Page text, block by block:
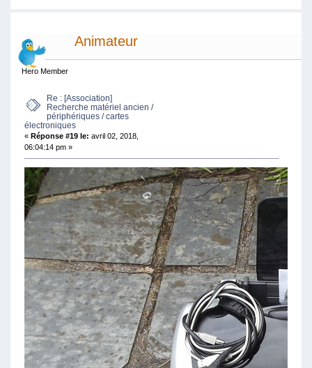
Animateur
Hero Member
Re : [Association]
Recherche matériel ancien /
périphériques / cartes
électroniques
« Réponse #19 le: avril 02, 2018,
06:04:14 pm »